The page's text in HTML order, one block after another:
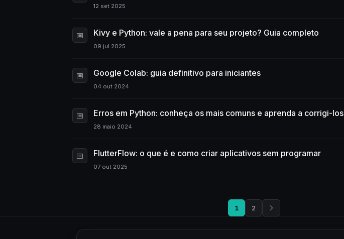
12 set 2025
Kivy e Python: vale a pena para seu projeto? Guia completo
09 jul 2025
Google Colab: guia definitivo para iniciantes
04 out 2024
Erros em Python: conheça os mais comuns e aprenda a corrigi-los
28 maio 2024
FlutterFlow: o que é e como criar aplicativos sem programar
07 out 2025
1 2